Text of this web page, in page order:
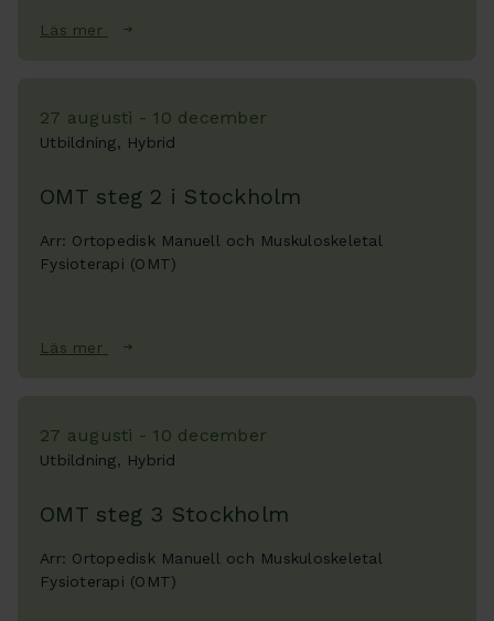
Läs mer
27 augusti - 10 december
Utbildning, Hybrid
OMT steg 2 i Stockholm
Arr: Ortopedisk Manuell och Muskuloskeletal
Fysioterapi (OMT)
Läs mer
27 augusti - 10 december
Utbildning, Hybrid
OMT steg 3 Stockholm
Arr: Ortopedisk Manuell och Muskuloskeletal
Fysioterapi (OMT)